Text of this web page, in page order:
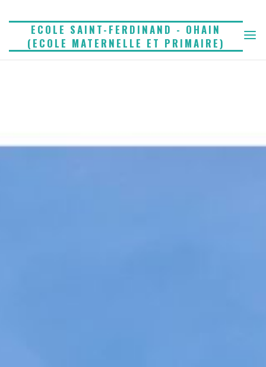
content
ECOLE SAINT-FERDINAND - OHAIN
(ECOLE MATERNELLE ET PRIMAIRE)